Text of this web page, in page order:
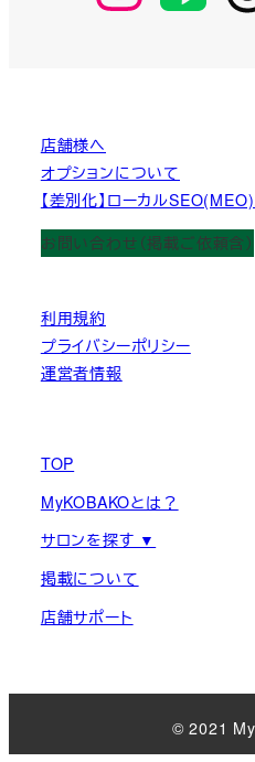
店舗様へ
オプションについて
【差別化】ローカル
お問い合わせ（掲載ご依頼含）
利用規約
プライバシーポリシー
運営者情報
TOP
MyKOBAKOとは？
サロンを探す ▼
掲載について
店舗サポート
© 2021